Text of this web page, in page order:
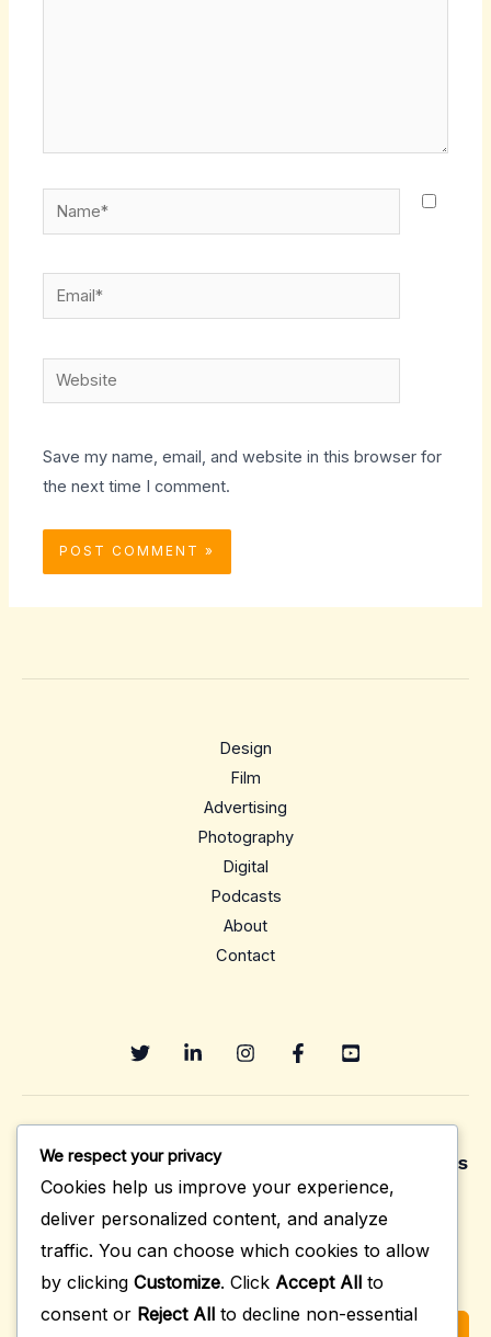
Name*
Email*
Website
Save my name, email, and website in this browser for
the next time I comment.
Design
Film
Advertising
Photography
Digital
Podcasts
About
Contact
Sign up to receive email updates, fresh news
and more!
We respect your privacy
Cookies help us improve your experience,
deliver personalized content, and analyze
traffic. You can choose which cookies to allow
by clicking Customize. Click Accept All to
consent or Reject All to decline non-essential